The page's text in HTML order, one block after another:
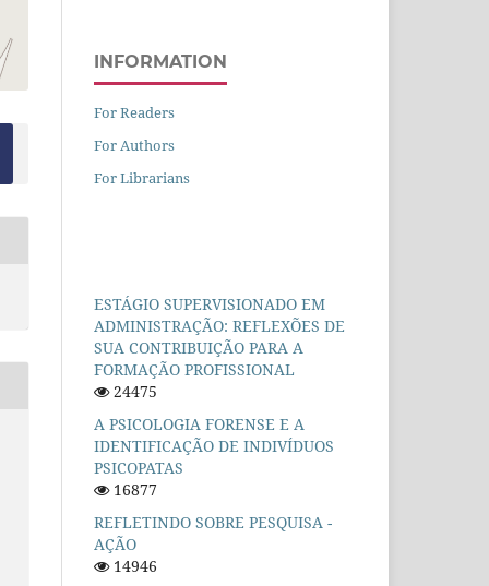
INFORMATION
For Readers
For Authors
For Librarians
ESTÁGIO SUPERVISIONADO EM
ADMINISTRAÇÃO: REFLEXÕES DE
SUA CONTRIBUIÇÃO PARA A
FORMAÇÃO PROFISSIONAL
24475
A PSICOLOGIA FORENSE E A
IDENTIFICAÇÃO DE INDIVÍDUOS
PSICOPATAS
16877
REFLETINDO SOBRE PESQUISA -
AÇÃO
14946